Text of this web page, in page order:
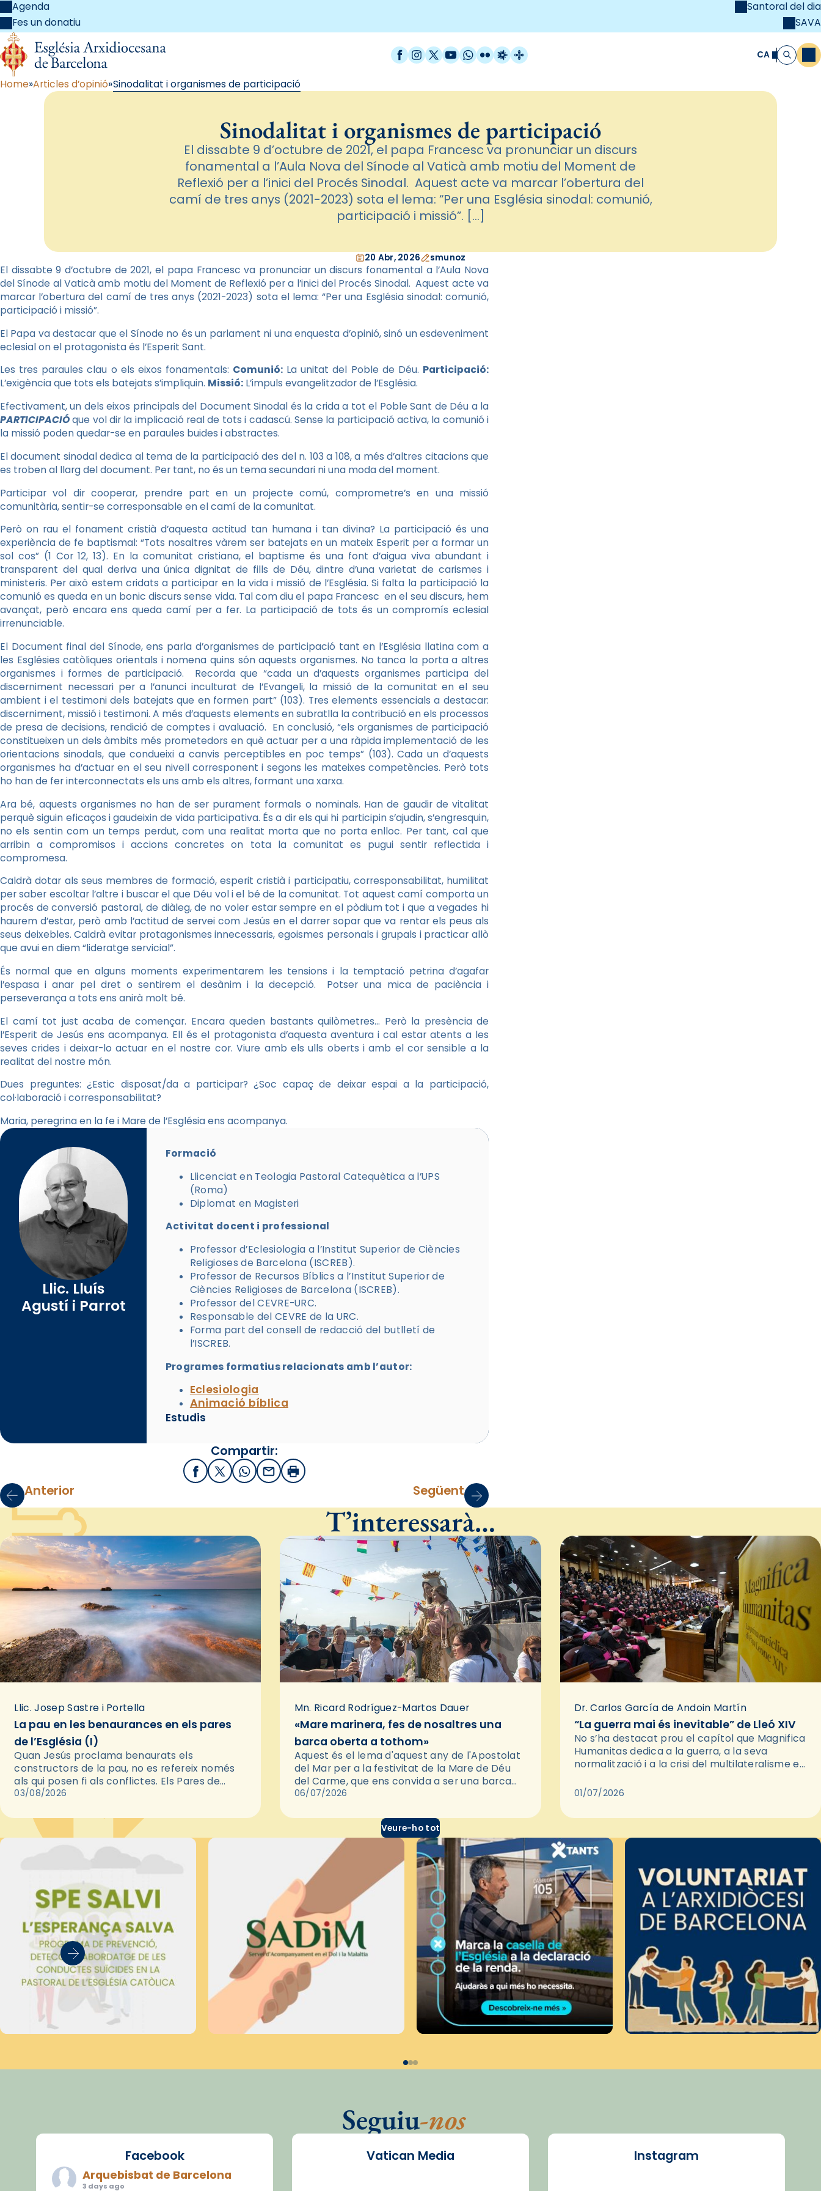
Agenda
Fes un donatiu
Santoral del dia
SAVA
Facebook
Instagram
X / Twitter
YouTube
WhatsApp
FlickrRadio Estel
Catalunya Cristiana CA Cerca
Home Articles d’opinió Sinodalitat i organismes de participació
Sinodalitat i organismes de participació
El dissabte 9 d’octubre de 2021, el papa Francesc va pronunciar un discurs
fonamental a l’Aula Nova del Sínode al Vaticà amb motiu del Moment de
Reflexió per a l’inici del Procés Sinodal. Aquest acte va marcar l’obertura del
camí de tres anys (2021-2023) sota el lema: “Per una Església sinodal: comunió,
participació i missió”. […]
20 Abr, 2026 smunoz
El dissabte 9 d’octubre de 2021, el papa Francesc va pronunciar un discurs fonamental a l’Aula Nova
del Sínode al Vaticà amb motiu del Moment de Reflexió per a l’inici del Procés Sinodal. Aquest acte va
marcar l’obertura del camí de tres anys (2021-2023) sota el lema: “Per una Església sinodal: comunió,
participació i missió”.
El Papa va destacar que el Sínode no és un parlament ni una enquesta d’opinió, sinó un esdeveniment
eclesial on el protagonista és l’Esperit Sant.
Les tres paraules clau o els eixos fonamentals: Comunió: La unitat del Poble de Déu. Participació:
L’exigència que tots els batejats s’impliquin. Missió: L’impuls evangelitzador de l’Església.
Efectivament, un dels eixos principals del Document Sinodal és la crida a tot el Poble Sant de Déu a la
PARTICIPACIÓque vol dir la implicació real de tots i cadascú. Sense la participació activa, la comunió i
la missió poden quedar-se en paraules buides i abstractes.
El document sinodal dedica al tema de la participació des del n. 103 a 108, a més d’altres citacions que
es troben al llarg del document. Per tant, no és un tema secundari ni una moda del moment.
Participar vol dir cooperar, prendre part en un projecte comú, comprometre’s en una missió
comunitària, sentir-se corresponsable en el camí de la comunitat.
Però on rau el fonament cristià d’aquesta actitud tan humana i tan divina? La participació és una
experiència de fe baptismal: “Tots nosaltres vàrem ser batejats en un mateix Esperit per a formar un
sol cos” (1 Cor 12, 13). En la comunitat cristiana, el baptisme és una font d’aigua viva abundant i
transparent del qual deriva una única dignitat de fills de Déu, dintre d’una varietat de carismes i
ministeris. Per això estem cridats a participar en la vida i missió de l’Església. Si falta la participació la
comunió es queda en un bonic discurs sense vida. Tal com diu el papa Francesc en el seu discurs, hem
avançat, però encara ens queda camí per a fer. La participació de tots és un compromís eclesial
irrenunciable.
El Document final del Sínode, ens parla d’organismes de participació tant en l’Església llatina com a
les Esglésies catòliques orientals i nomena quins són aquests organismes. No tanca la porta a altres
organismes i formes de participació. Recorda que “cada un d’aquests organismes participa del
discerniment necessari per a l’anunci inculturat de l’Evangeli, la missió de la comunitat en el seu
ambient i el testimoni dels batejats que en formen part” (103). Tres elements essencials a destacar:
discerniment, missió i testimoni. A més d’aquests elements en subratlla la contribució en els processos
de presa de decisions, rendició de comptes i avaluació. En conclusió, “els organismes de participació
constitueixen un dels àmbits més prometedors en què actuar per a una ràpida implementació de les
orientacions sinodals, que condueixi a canvis perceptibles en poc temps” (103). Cada un d’aquests
organismes ha d’actuar en el seu nivell corresponent i segons les mateixes competències. Però tots
ho han de fer interconnectats els uns amb els altres, formant una xarxa.
Ara bé, aquests organismes no han de ser purament formals o nominals. Han de gaudir de vitalitat
perquè siguin eficaços i gaudeixin de vida participativa. És a dir els qui hi participin s’ajudin, s’engresquin,
no els sentin com un temps perdut, com una realitat morta que no porta enlloc. Per tant, cal que
arribin a compromisos i accions concretes on tota la comunitat es pugui sentir reflectida i
compromesa.
Caldrà dotar als seus membres de formació, esperit cristià i participatiu, corresponsabilitat, humilitat
per saber escoltar l’altre i buscar el que Déu vol i el bé de la comunitat. Tot aquest camí comporta un
procés de conversió pastoral, de diàleg, de no voler estar sempre en el pòdium tot i que a vegades hi
haurem d’estar, però amb l’actitud de servei com Jesús en el darrer sopar que va rentar els peus als
seus deixebles. Caldrà evitar protagonismes innecessaris, egoismes personals i grupals i practicar allò
que avui en diem “lideratge servicial”.
És normal que en alguns moments experimentarem les tensions i la temptació petrina d’agafar
l’espasa i anar pel dret o sentirem el desànim i la decepció. Potser una mica de paciència i
perseverança a tots ens anirà molt bé.
El camí tot just acaba de començar. Encara queden bastants quilòmetres… Però la presència de
l’Esperit de Jesús ens acompanya. Ell és el protagonista d’aquesta aventura i cal estar atents a les
seves crides i deixar-lo actuar en el nostre cor. Viure amb els ulls oberts i amb el cor sensible a la
realitat del nostre món.
Dues preguntes: ¿Estic disposat/da a participar? ¿Soc capaç de deixar espai a la participació,
col·laboració i corresponsabilitat?
Maria, peregrina en la fe i Mare de l’Església ens acompanya.
Llic. Lluís
Agustí i Parrot
Formació
Llicenciat en Teologia Pastoral Catequètica a l’UPS
(Roma)
Diplomat en Magisteri
Activitat docent i professional
Professor d’Eclesiologia a l’Institut Superior de Ciències
Religioses de Barcelona (ISCREB).
Professor de Recursos Bíblics a l’Institut Superior de
Ciències Religioses de Barcelona (ISCREB).
Professor del CEVRE-URC.
Responsable del CEVRE de la URC.
Forma part del consell de redacció del butlletí de
l’ISCREB.
Programes formatius relacionats amb l’autor:
Eclesiologia
Animació bíblica
Estudis
Compartir:
FacebookX / Twitter
WhatsApp
EmailImprimir
Anterior Següent
T’interessarà…
Llic. Josep Sastre i Portella
La pau en les benaurances en els pares
de l’Església (I)
Quan Jesús proclama benaurats els
constructors de la pau, no es refereix només
als qui posen fi als conflictes. Els Pares de
l'Església ens recorden que la pau autèntica
03/08/2026
Mn. Ricard Rodríguez-Martos Dauer
«Mare marinera, fes de nosaltres una
barca oberta a tothom»
Aquest és el lema d'aquest any de l'Apostolat
del Mar per a la festivitat de la Mare de Déu
del Carme, que ens convida a ser una barca
oberta i acollidora. Demanar…
06/07/2026
Dr. Carlos García de Andoin Martín
“La guerra mai és inevitable” de Lleó XIV
No s’ha destacat prou el capítol que Magnifica
Humanitas dedica a la guerra, a la seva
normalització i a la crisi del multilateralisme en
perquè la pau…
01/07/2026
Veure-ho tot
Seguiu-nos
Facebook
Arquebisbat de Barcelona
3 days ago
Vatican Media Instagram